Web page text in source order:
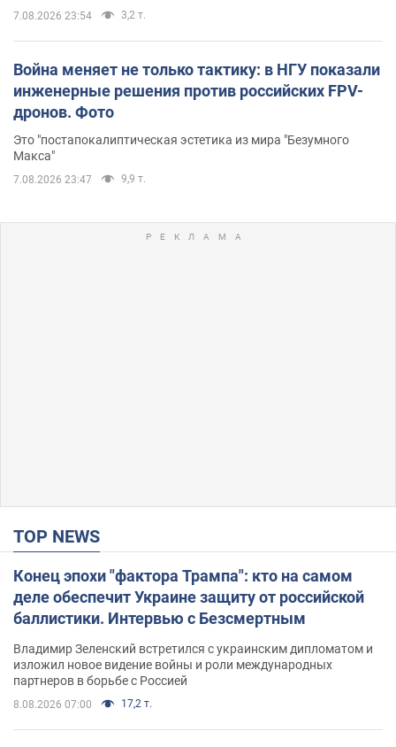
7.08.2026 23:54 3,2 т.
Война меняет не только тактику: в НГУ показали
инженерные решения против российских FPV-
дронов. Фото
Это "постапокалиптическая эстетика из мира "Безумного
Макса"
7.08.2026 23:47 9,9 т.
TOP NEWS
Конец эпохи "фактора Трампа": кто на самом
деле обеспечит Украине защиту от российской
баллистики. Интервью с Безсмертным
Владимир Зеленский встретился с украинским дипломатом и
изложил новое видение войны и роли международных
партнеров в борьбе с Россией
8.08.2026 07:00 17,2 т.